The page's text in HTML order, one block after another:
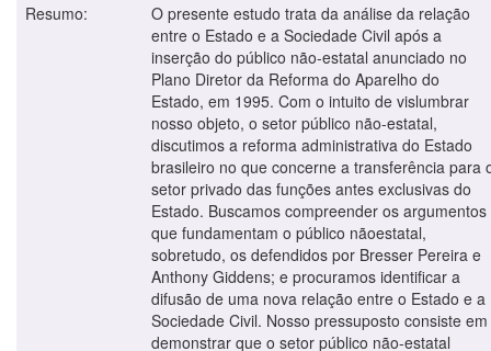
Resumo:
O presente estudo trata da análise da relação
entre o Estado e a Sociedade Civil após a
inserção do público não-estatal anunciado no
Plano Diretor da Reforma do Aparelho do
Estado, em 1995. Com o intuito de vislumbrar
nosso objeto, o setor público não-estatal,
discutimos a reforma administrativa do Estado
brasileiro no que concerne a transferência para
setor privado das funções antes exclusivas do
Estado. Buscamos compreender os argumentos
que fundamentam o público nãoestatal,
sobretudo, os defendidos por Bresser Pereira e
Anthony Giddens; e procuramos identificar a
difusão de uma nova relação entre o Estado e a
Sociedade Civil. Nosso pressuposto consiste em
demonstrar que o setor público não-estatal